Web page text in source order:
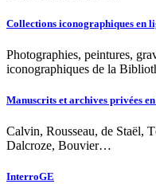
Collections iconographiques en
Photographies, peintures,
iconographiques de la
Manuscrits et archives privées
Calvin, Rousseau, de Staël,
Dalcroze, Bouvier…
InterroGE